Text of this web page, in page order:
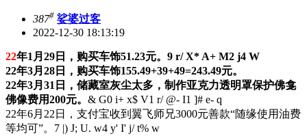
387# 娑婆过客
2022-12-30 18:13:19
22年1月29日，购买车饰51.23元。 9 r/ X* A+ M2 j4 W
22年3月28日，购买车饰155.49+39+49=243.49元。
22年3月31日，储藏室灰尘太多，制作亚克力透明罩保护佛龛
佛像费用200元。 & G0 i+ x$ V1 r/ @- I1 ]# e- q
22年6月22日，支付宝收到翼飞师兄3000元善款“随缘使用油费
等均可”。 7 |) J; U. w4 y' I' j/ t% w